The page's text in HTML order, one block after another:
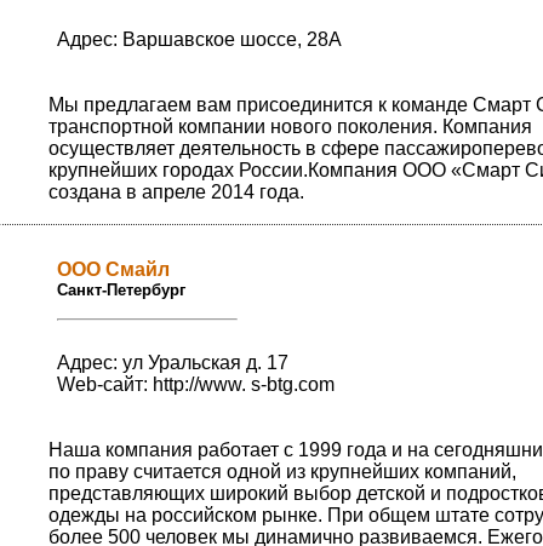
Адрес: Варшавское шоссе, 28А
Мы предлагаем вам присоединится к команде Смарт
транспортной компании нового поколения. Компания
осуществляет деятельность в сфере
крупнейших городах России.Компания ООО «Смарт
создана в апреле 2014 года.
ООО Смайл
Санкт-Петербург
Адрес: ул Уральская д. 17
Web-сайт: http://www. s-btg.com
Наша компания работает с 1999 года и на
по праву считается одной из крупнейших компаний,
представляющих широкий выбор детской и
одежды на российском рынке. При общем штате
более 500 человек мы динамично развиваемся.